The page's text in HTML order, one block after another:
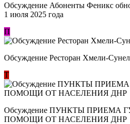
Обсуждение Абоненты Феникс
1 июля 2025 года
П
Обсуждение Ресторан Хмели-
Т
Обсуждение ​ПУНКТЫ ПРИЕМА
ПОМОЩИ ОТ НАСЕЛЕНИЯ ДНР